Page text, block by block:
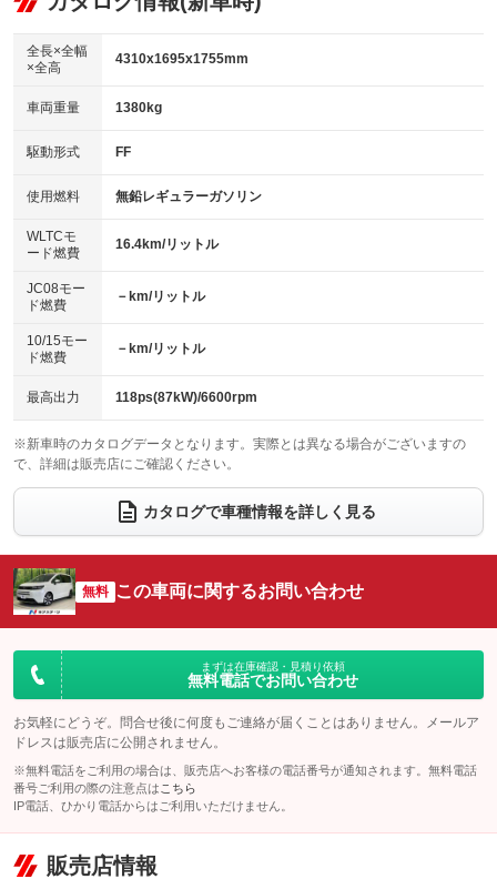
：装備なし
パワーウィンドウ
アイドリングストップ
：装備なし
USB入力端子
：装備なし
100V電源
：装備なし
センターデフロック
：装備なし
電動格納ミラー
：装備あり
：装備なし
：装備あり
革シート
キーレス
HID(キセノンライト)
：装備なし
バックカメラ
：装備なし
エアロ
：装備なし
：装備なし
パワーシート
ベンチシート
：装備なし
チップアップシート
：装備なし
：装備なし ：装備あり
ウォークスルー
：装備あり
電動リアゲート フロントカメラ
：装備なし
：装備なし ：装備なし
サイドカメラ
：装備なし ルーフレール
：装備なし
：装備なし
：装備なし
全長×全幅
×全高
4310x1695x1755mm
車両重量 1380kg
駆動形式 FF
使用燃料 無鉛レギュラーガソリン
WLTCモ
ード燃費
16.4km/リットル
JC08モー
ド燃費
－km/リットル
10/15モー
ド燃費
－km/リットル
最高出力 118ps(87kW)/6600rpm
※新車時のカタログデータとなります。実際とは異なる場合がございますの
で、詳細は販売店にご確認ください。
カタログで車種情報を詳しく見る
無料 この車両に関するお問い合わせ
まずは在庫確認・見積り依頼
無料電話でお問い合わせ
お気軽にどうぞ。問合せ後に何度もご連絡が届くことはありません。メールア
ドレスは販売店に公開されません。
※無料電話をご利用の場合は、販売店へお客様の電話番号が通知されます。無料電話
番号ご利用の際の注意点は こちら
IP電話、ひかり電話からはご利用いただけません。
販売店情報